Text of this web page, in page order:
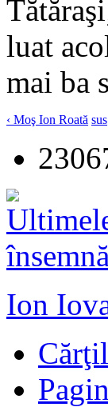
luat
mai ba
‹ Moş Ion Roată sus
Ion